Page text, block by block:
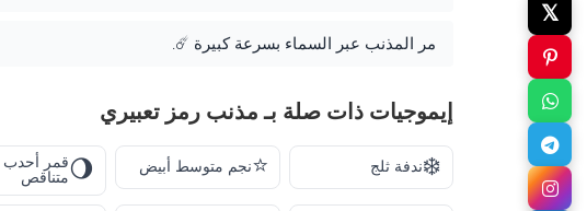
مر المذنب عبر السماء بسرعة كبيرة ☄️.
إيموجيات ذات صلة بـ مذنب رمز تعبيري
❄️ندفة ثلج ⭐نجم متوسط أبيض 🌖قمر أحدب
متناقص
𝕏